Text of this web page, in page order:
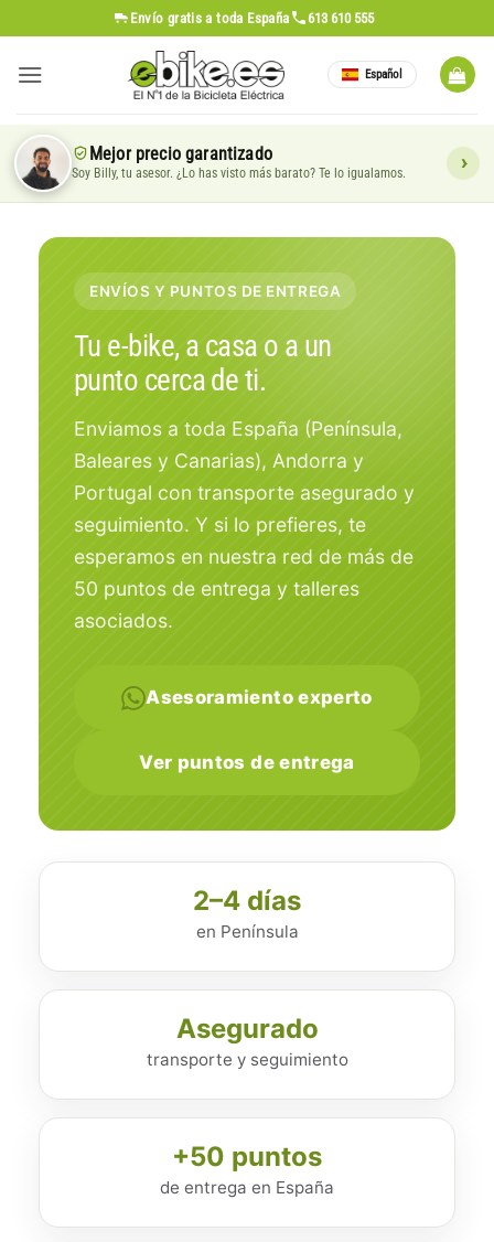
al
contenido
Envío gratis a toda España 613 610 555
Español
Mejor precio garantizado
Soy Billy, tu asesor. ¿Lo has visto más barato? Te lo igualamos.
ENVÍOS Y PUNTOS DE ENTREGA
Tu e-bike, a casa o a un
punto cerca de ti.
Enviamos a toda España (Península,
Baleares y Canarias), Andorra y
Portugal con transporte asegurado y
seguimiento. Y si lo prefieres, te
esperamos en nuestra red de más de
50 puntos de entrega y talleres
asociados.
Asesoramiento experto
Ver puntos de entrega
2–4 días
en Península
Asegurado
transporte y seguimiento
+50 puntos
de entrega en España